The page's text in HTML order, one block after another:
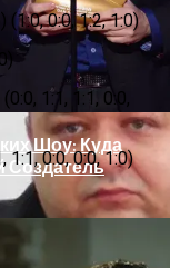
Шоу: Куда
Создатель
0:0, 1:2, 1:0)
1:1, 1:1, 0:0,
0:0, 0:0, 1:0)